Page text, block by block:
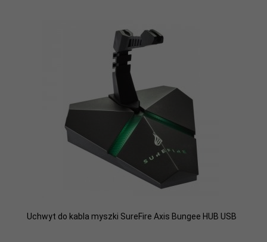
Uchwyt do kabla myszki SureFire Axis Bungee HUB USB